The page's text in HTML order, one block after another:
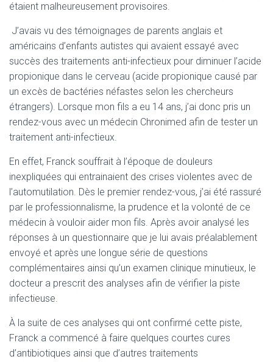
étaient malheureusement provisoires.
J’avais vu des témoignages de parents anglais et
américains d’enfants autistes qui avaient essayé avec
succès des traitements anti-infectieux pour diminuer l’acide
propionique dans le cerveau (acide propionique causé par
un excès de bactéries néfastes selon les chercheurs
étrangers). Lorsque mon fils a eu 14 ans, j’ai donc pris un
rendez-vous avec un médecin Chronimed afin de tester un
traitement anti-infectieux.
En effet, Franck souffrait à l’époque de douleurs
inexpliquées qui entrainaient des crises violentes avec de
l’automutilation. Dès le premier rendez-vous, j’ai été rassuré
par le professionnalisme, la prudence et la volonté de ce
médecin à vouloir aider mon fils. Après avoir analysé les
réponses à un questionnaire que je lui avais préalablement
envoyé et après une longue série de questions
complémentaires ainsi qu’un examen clinique minutieux, le
docteur a prescrit des analyses afin de vérifier la piste
infectieuse.
À la suite de ces analyses qui ont confirmé cette piste,
Franck a commencé à faire quelques courtes cures
d’antibiotiques ainsi que d’autres traitements